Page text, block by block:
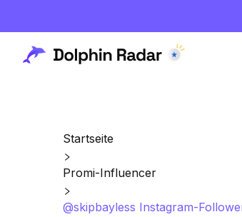
Startseite
Promi-Influencer
@skipbayless Instagram-